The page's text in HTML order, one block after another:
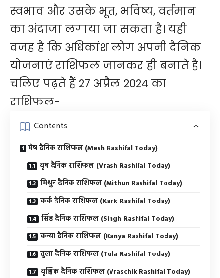
स्वभाव और उसके भूत, भविष्य, वर्तमान
का अंदाजा लगाया जा सकता है। यही
वजह है कि अधिकांश लोग अपनी दैनिक
योजनाएं राशिफल जानकर ही बनाते है।
चलिए पढ़ते हैं 27 अप्रैल 2024 का
राशिफल-
Contents
मेष दैनिक राशिफल (Mesh Rashifal Today)
वृष दैनिक राशिफल (Vrash Rashifal Today)
मिथुन दैनिक राशिफल (Mithun Rashifal Today)
कर्क दैनिक राशिफल (Kark Rashifal Today)
सिंह दैनिक राशिफल (Singh Rashifal Today)
कन्या दैनिक राशिफल (Kanya Rashifal Today)
तुला दैनिक राशिफल (Tula Rashifal Today)
वृश्चिक दैनिक राशिफल (Vraschik Rashifal Today)